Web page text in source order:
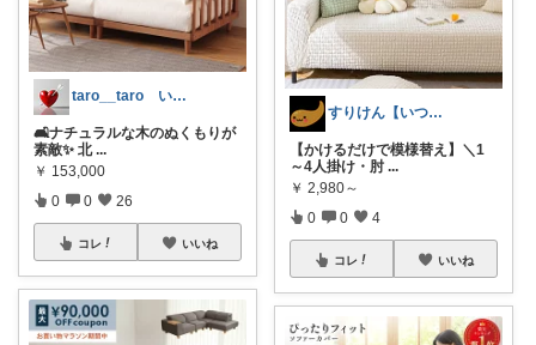
taro__taro いらっしゃませ🎶
🛋️ナチュラルな木のぬくもりが
素敵✨ 北 ...
￥ 153,000
0 0 26
コレ いいね
すりけん【いつもありがとう😊】
【かけるだけで模様替え】＼1
～4人掛け・肘 ...
￥ 2,980～
0 0 4
コレ いいね